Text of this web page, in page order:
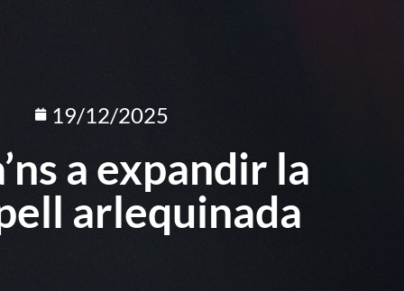
19/12/2025
a expandir la
arlequinada